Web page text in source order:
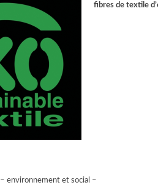
fibres de textile
– environnement et social –